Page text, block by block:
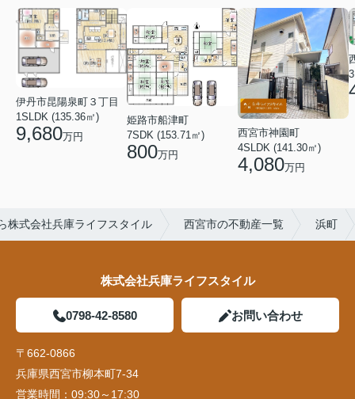
伊丹市昆陽泉町３丁目
1SLDK (135.36㎡)
9,680万円
姫路市船津町
7SDK (153.71㎡)
800万円
西宮市神園町
4SLDK (141.30㎡)
4,080万円
株式会社兵庫ライフスタイル 西宮市の不動産一覧 浜町
株式会社兵庫ライフスタイル
0798-42-8580 お問い合わせ
〒662-0866
兵庫県西宮市柳本町7-34
営業時間： 09:30～17:30